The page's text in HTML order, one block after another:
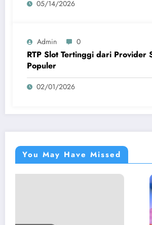
05/14/2026
Admin 0
RTP Slot Tertinggi dari Provider
Populer
02/01/2026
You May Have Missed